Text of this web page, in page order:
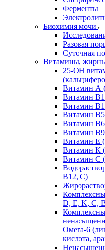
Ферменты
Биохимия мочи
Разовая
Суточная
Витамины,
25-OH
Витамин А
Витамин
Витамин
Витамин В5
Витамин
Витамин В9
Витамин Е
Витамин К
Витамин С
В12, С)
D, E, K, C,
Омега-6
кислота,